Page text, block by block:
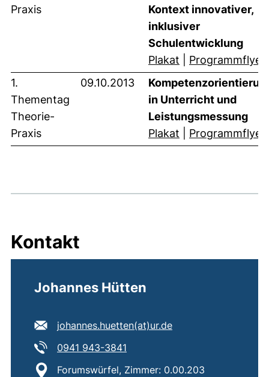
Praxis
Kontext innovativer,
inklusiver
Schulentwicklung
Plakat (öffnet neues
Programmflyer
1.
Thementag
Theorie-
Praxis
09.10.2013
in Unterricht und
Leistungsmessung
Plakat (öffnet neues
Programmflyer
Kontakt
Johannes Hütten
E-Mail Adresse:
johannes.huetten​(at)​ur.de(öffnet Ihr E-Mail-
Tel:
0941 943-3841
Standort:
Forumswürfel, Zimmer: 0.00.203